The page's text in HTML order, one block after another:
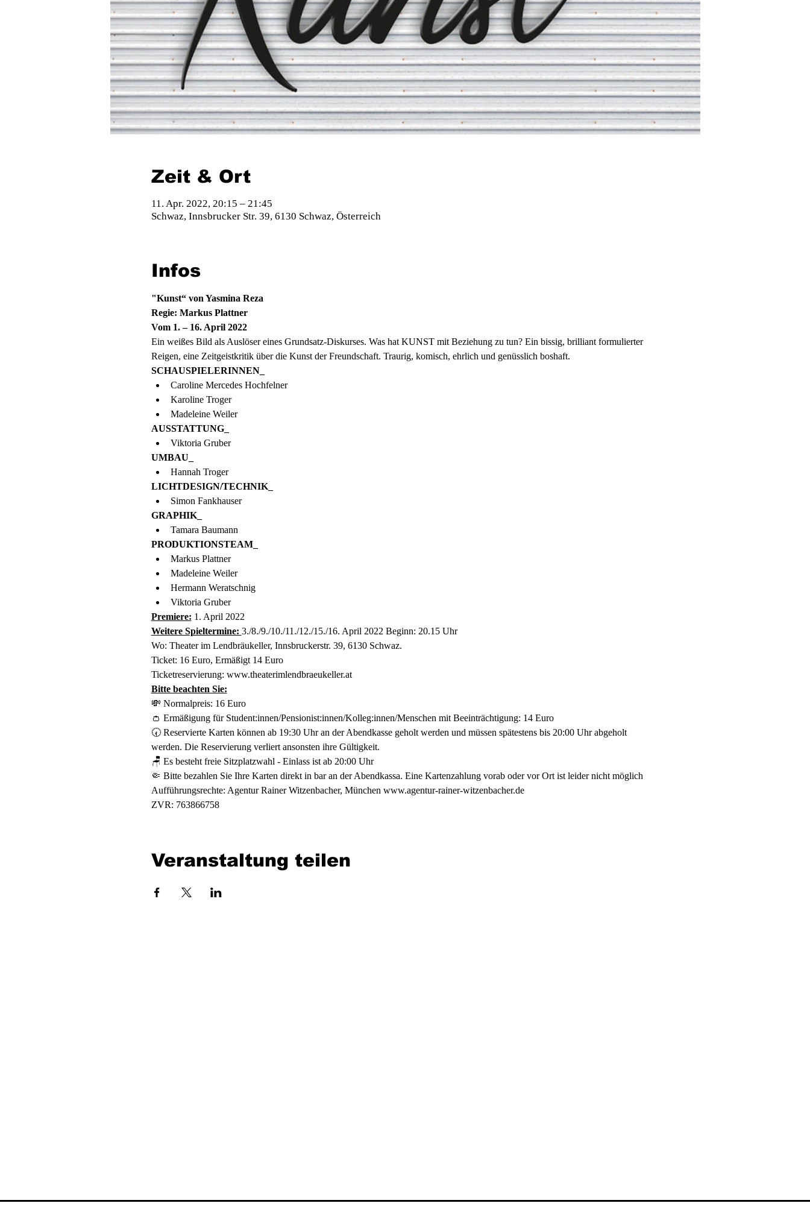
Zeit & Ort
11. Apr. 2022, 20:15 – 21:45
Schwaz, Innsbrucker Str. 39, 6130 Schwaz, Österreich
Infos
"Kunst“ von Yasmina Reza
Regie: Markus Plattner
Vom 1. – 16. April 2022
Ein weißes Bild als Auslöser eines Grundsatz-Diskurses. Was hat KUNST mit Beziehung zu tun? Ein bissig, brilliant formulierter
Reigen, eine Zeitgeistkritik über die Kunst der Freundschaft. Traurig, komisch, ehrlich und genüsslich boshaft.
SCHAUSPIELERINNEN_
Caroline Mercedes Hochfelner
Karoline Troger
Madeleine Weiler
AUSSTATTUNG_
Viktoria Gruber
UMBAU_
Hannah Troger
LICHTDESIGN/TECHNIK_
Simon Fankhauser
GRAPHIK_
Tamara Baumann
PRODUKTIONSTEAM_
Markus Plattner
Madeleine Weiler
Hermann Weratschnig
Viktoria Gruber
Premiere: 1. April 2022
Weitere Spieltermine: 3./8./9./10./11./12./15./16. April 2022 Beginn: 20.15 Uhr
Wo: Theater im Lendbräukeller, Innsbruckerstr. 39, 6130 Schwaz.
Ticket: 16 Euro, Ermäßigt 14 Euro
Ticketreservierung: www.theaterimlendbraeukeller.at
Bitte beachten Sie:
💸 Normalpreis: 16 Euro
👛 Ermäßigung für Student:innen/Pensionist:innen/Kolleg:innen/Menschen mit Beeinträchtigung: 14 Euro
🕢 Reservierte Karten können ab 19:30 Uhr an der Abendkasse geholt werden und müssen spätestens bis 20:00 Uhr abgeholt
werden. Die Reservierung verliert ansonsten ihre Gültigkeit.
🪑 Es besteht freie Sitzplatzwahl - Einlass ist ab 20:00 Uhr
🤏 Bitte bezahlen Sie Ihre Karten direkt in bar an der Abendkassa. Eine Kartenzahlung vorab oder vor Ort ist leider nicht möglich
Aufführungsrechte: Agentur Rainer Witzenbacher, München www.agentur-rainer-witzenbacher.de
ZVR: 763866758
Veranstaltung teilen